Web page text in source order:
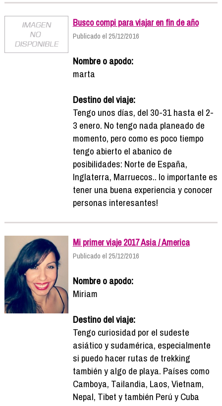
Busco compi para viajar en fin de año
Publicado el 25/12/2016
Nombre o apodo:
marta
Destino del viaje:
Tengo unos días, del 30-31 hasta el 2-
3 enero. No tengo nada planeado de
momento, pero como es poco tiempo
tengo abierto el abanico de
posibilidades: Norte de España,
Inglaterra, Marruecos.. lo importante es
tener una buena experiencia y conocer
personas interesantes!
Mi primer viaje 2017 Asia / America
Publicado el 25/12/2016
Nombre o apodo:
Miriam
Destino del viaje:
Tengo curiosidad por el sudeste
asiático y sudamérica, especialmente
si puedo hacer rutas de trekking
también y algo de playa. Países como
Camboya, Tailandia, Laos, Vietnam,
Nepal, Tibet y también Perú y Cuba